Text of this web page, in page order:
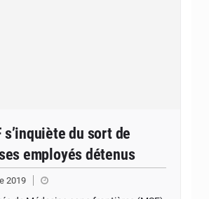
s’inquiète du sort de
employés détenus
2019